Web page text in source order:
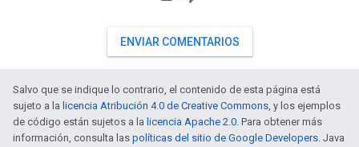
ENVIAR COMENTARIOS
Salvo que se indique lo contrario, el contenido de esta página está
sujeto a la licencia Atribución 4.0 de Creative Commons, y los ejemplos
de código están sujetos a la licencia Apache 2.0. Para obtener más
información, consulta las políticas del sitio de Google Developers. Java